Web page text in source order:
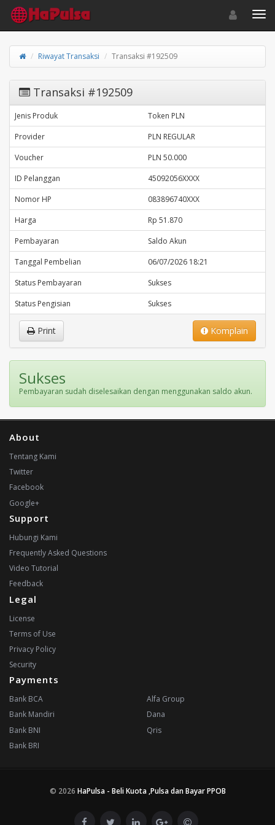
Toggle
Riwayat Transaksi Transaksi #192509
Transaksi #192509
Jenis Produk
Token PLN
Provider
PLN REGULAR
Voucher
PLN 50.000
ID Pelanggan
45092056XXXX
Nomor HP
083896740XXX
Harga
Rp 51.870
Pembayaran
Saldo Akun
Tanggal Pembelian
06/07/2026 18:21
Status Pembayaran
Sukses
Status Pengisian
Sukses
Komplain
Print
Sukses
Pembayaran sudah diselesaikan dengan menggunakan saldo akun.
About
Tentang Kami
Twitter
Facebook
Google+
Support
Hubungi Kami
Frequently Asked Questions
Video Tutorial
Feedback
Legal
License
Terms of Use
Privacy Policy
Security
Payments
Bank BCA
Bank Mandiri
Bank BNI
Bank BRI
Alfa Group
Dana
Qris
© 2026 HaPulsa - Beli Kuota ,Pulsa dan Bayar PPOB